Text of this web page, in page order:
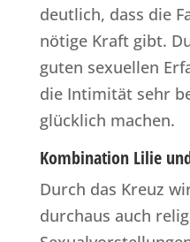
deutlich, dass die
nötige Kraft gibt.
guten sexuellen
die Intimität sehr
glücklich machen.
Kombination Lilie
Durch das Kreuz
durchaus auch